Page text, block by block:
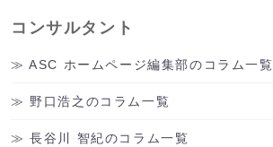
コンサルタント
ASC ホームページ編集部のコラム一覧
野口浩之のコラム一覧
長谷川 智紀のコラム一覧